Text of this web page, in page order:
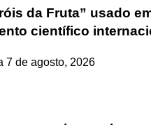
da Fruta” usado
científico
7 de agosto, 2026